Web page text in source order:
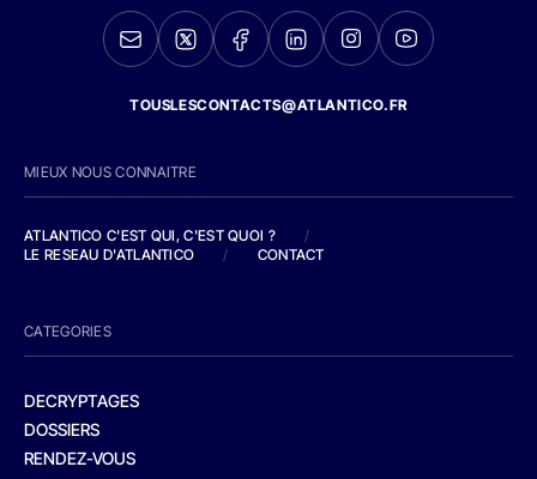
TOUSLESCONTACTS@ATLANTICO.FR
MIEUX NOUS CONNAITRE
ATLANTICO C'EST QUI, C'EST QUOI ?
/
LE RESEAU D'ATLANTICO
/ CONTACT
CATEGORIES
DECRYPTAGES
DOSSIERS
RENDEZ-VOUS